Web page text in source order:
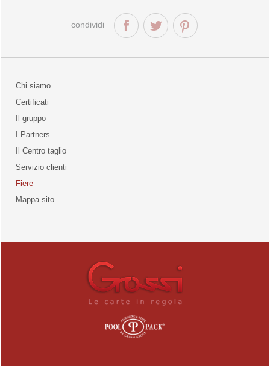
condividi
Chi siamo
qualità
Certificati
Il gruppo
I Partners
Il Centro taglio
Servizio clienti
Fiere
Mappa sito